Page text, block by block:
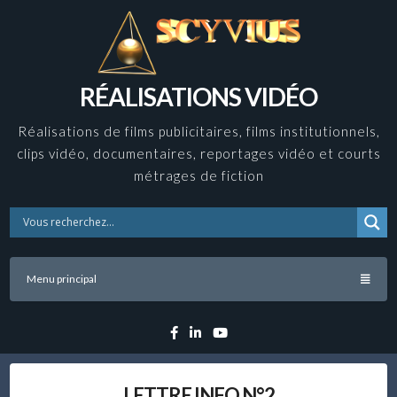
RÉALISATIONS VIDÉO
Réalisations de films publicitaires, films institutionnels,
clips vidéo, documentaires, reportages vidéo et courts
métrages de fiction
Menu principal
Facebook
LinkedinYouTube